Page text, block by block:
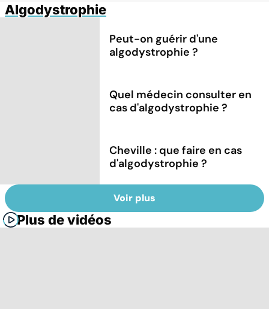
Algodystrophie
Peut-on guérir d'une
algodystrophie ?
Quel médecin consulter en
cas d'algodystrophie ?
Cheville : que faire en cas
d'algodystrophie ?
Voir plus
Plus de vidéos